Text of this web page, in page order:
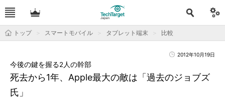
トップ スマートモバイル タブレット端末 比較
2012年10月19日
死去から1年、Apple最大の敵は「過去のジョブズ
氏」
今後の鍵を握る2人の幹部